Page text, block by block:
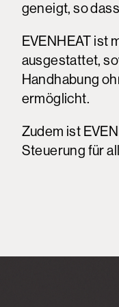
geneigt, so
EVENHEAT ist
ausgestattet,
Handhabung
ermöglicht.
Zudem ist
Steuerung für